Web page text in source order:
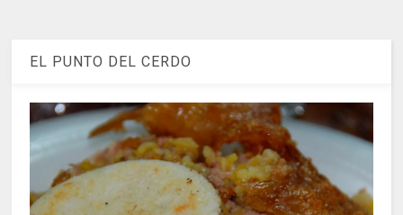
EL PUNTO DEL CERDO